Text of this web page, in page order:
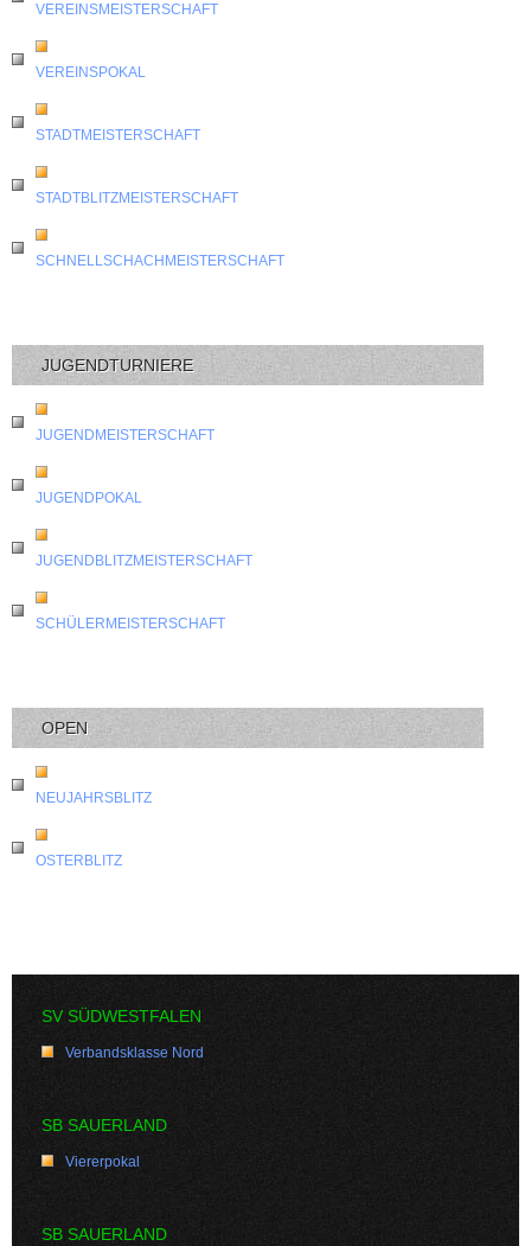
VEREINSMEISTERSCHAFT
VEREINSPOKAL
STADTMEISTERSCHAFT
STADTBLITZMEISTERSCHAFT
SCHNELLSCHACHMEISTERSCHAFT
JUGENDTURNIERE
JUGENDMEISTERSCHAFT
JUGENDPOKAL
JUGENDBLITZMEISTERSCHAFT
SCHÜLERMEISTERSCHAFT
OPEN
NEUJAHRSBLITZ
OSTERBLITZ
SV SÜDWESTFALEN
Verbandsklasse Nord
SB SAUERLAND
Viererpokal
SB SAUERLAND